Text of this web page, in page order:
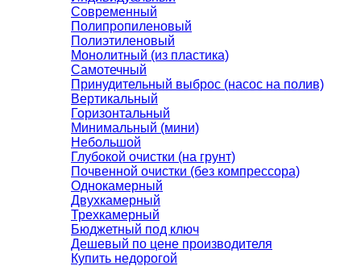
Современный
Полипропиленовый
Полиэтиленовый
Монолитный (из пластика)
Самотечный
Принудительный выброс (насос на полив)
Вертикальный
Горизонтальный
Минимальный (мини)
Небольшой
Глубокой очистки (на грунт)
Почвенной очистки (без компрессора)
Однокамерный
Двухкамерный
Трехкамерный
Бюджетный под ключ
Дешевый по цене производителя
Купить недорогой